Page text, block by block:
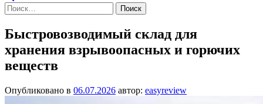
Найти:
Быстровозводимый склад для
хранения взрывоопасных и горючих
веществ
Опубликовано в 06.07.2026 автор: easyreview